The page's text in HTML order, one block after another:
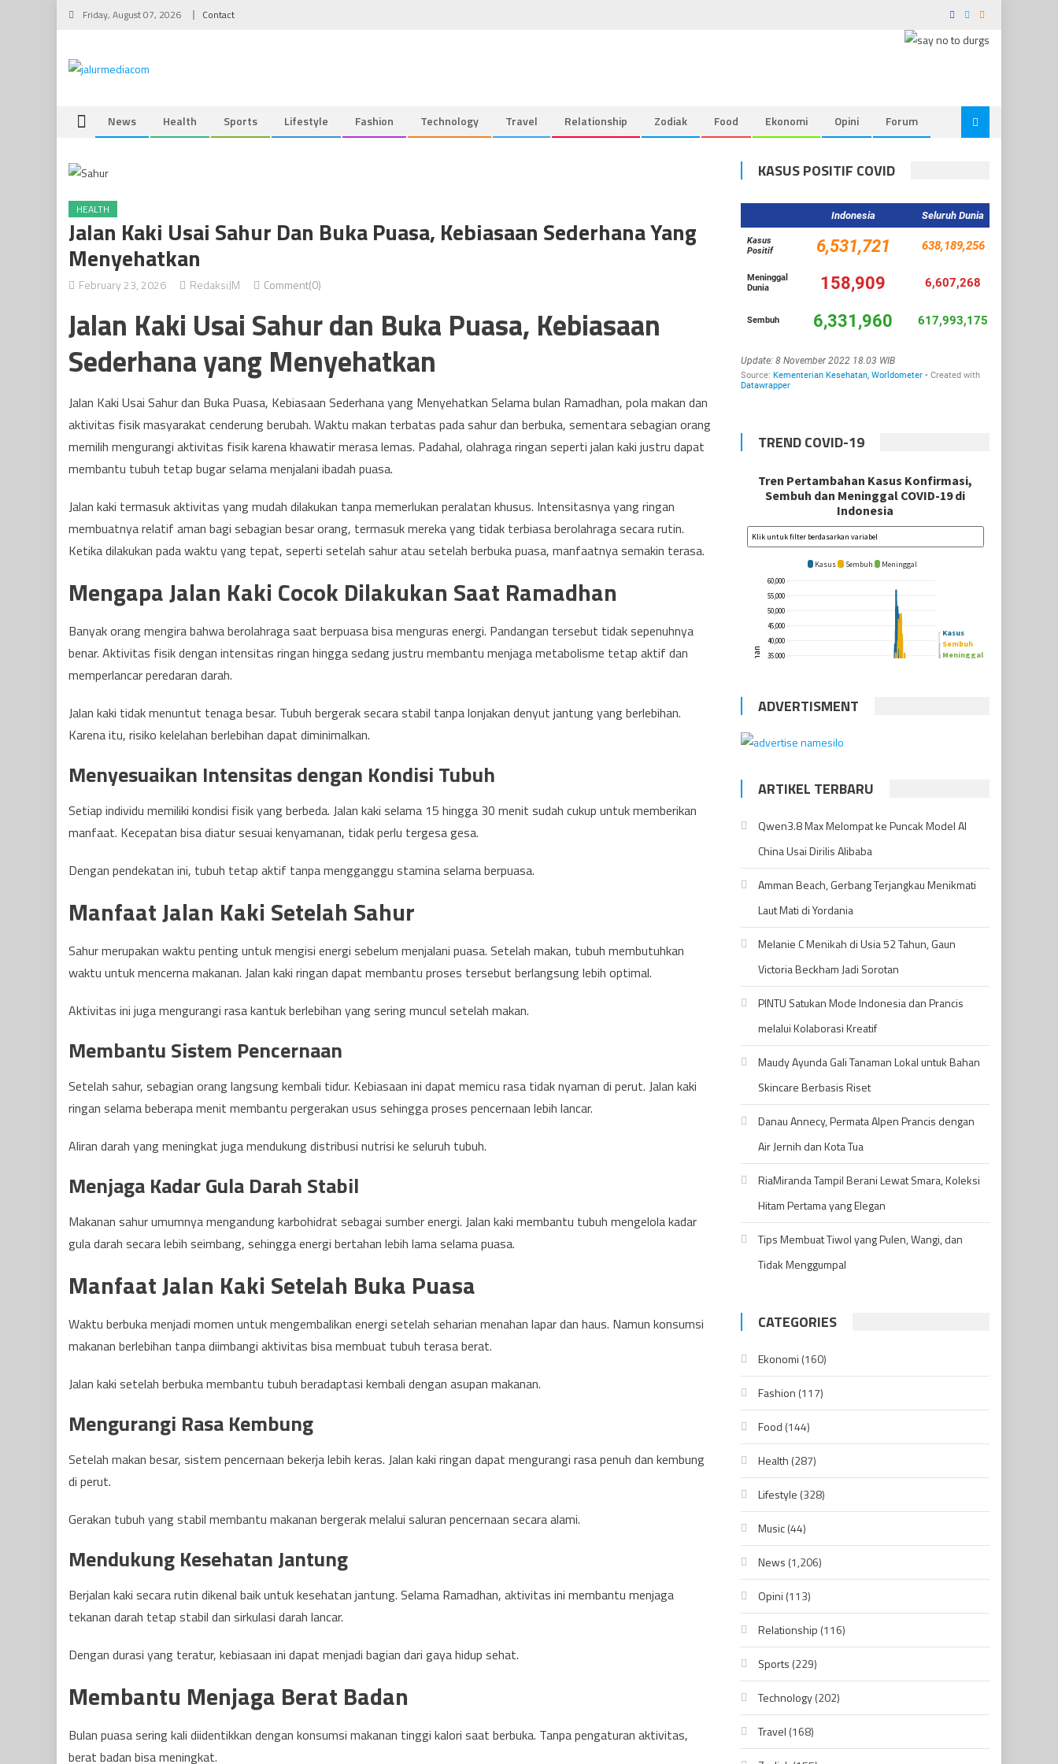
Skip
Friday, August 07, 2026 Contact
News Health Sports Lifestyle Fashion Technology Travel Relationship Zodiak Food Ekonomi Opini Forum
HEALTH
Jalan Kaki Usai Sahur Dan Buka Puasa, Kebiasaan Sederhana Yang
Menyehatkan
February 23, 2026 RedaksiJM Comment(0)
Jalan Kaki Usai Sahur dan Buka Puasa, Kebiasaan
Sederhana yang Menyehatkan
Jalan Kaki Usai Sahur dan Buka Puasa, Kebiasaan Sederhana yang Menyehatkan Selama bulan Ramadhan, pola makan dan
aktivitas fisik masyarakat cenderung berubah. Waktu makan terbatas pada sahur dan berbuka, sementara sebagian orang
memilih mengurangi aktivitas fisik karena khawatir merasa lemas. Padahal, olahraga ringan seperti jalan kaki justru dapat
membantu tubuh tetap bugar selama menjalani ibadah puasa.
Jalan kaki termasuk aktivitas yang mudah dilakukan tanpa memerlukan peralatan khusus. Intensitasnya yang ringan
membuatnya relatif aman bagi sebagian besar orang, termasuk mereka yang tidak terbiasa berolahraga secara rutin.
Ketika dilakukan pada waktu yang tepat, seperti setelah sahur atau setelah berbuka puasa, manfaatnya semakin terasa.
Mengapa Jalan Kaki Cocok Dilakukan Saat Ramadhan
Banyak orang mengira bahwa berolahraga saat berpuasa bisa menguras energi. Pandangan tersebut tidak sepenuhnya
benar. Aktivitas fisik dengan intensitas ringan hingga sedang justru membantu menjaga metabolisme tetap aktif dan
memperlancar peredaran darah.
Jalan kaki tidak menuntut tenaga besar. Tubuh bergerak secara stabil tanpa lonjakan denyut jantung yang berlebihan.
Karena itu, risiko kelelahan berlebihan dapat diminimalkan.
Menyesuaikan Intensitas dengan Kondisi Tubuh
Setiap individu memiliki kondisi fisik yang berbeda. Jalan kaki selama 15 hingga 30 menit sudah cukup untuk memberikan
manfaat. Kecepatan bisa diatur sesuai kenyamanan, tidak perlu tergesa gesa.
Dengan pendekatan ini, tubuh tetap aktif tanpa mengganggu stamina selama berpuasa.
Manfaat Jalan Kaki Setelah Sahur
Sahur merupakan waktu penting untuk mengisi energi sebelum menjalani puasa. Setelah makan, tubuh membutuhkan
waktu untuk mencerna makanan. Jalan kaki ringan dapat membantu proses tersebut berlangsung lebih optimal.
Aktivitas ini juga mengurangi rasa kantuk berlebihan yang sering muncul setelah makan.
Membantu Sistem Pencernaan
Setelah sahur, sebagian orang langsung kembali tidur. Kebiasaan ini dapat memicu rasa tidak nyaman di perut. Jalan kaki
ringan selama beberapa menit membantu pergerakan usus sehingga proses pencernaan lebih lancar.
Aliran darah yang meningkat juga mendukung distribusi nutrisi ke seluruh tubuh.
Menjaga Kadar Gula Darah Stabil
Makanan sahur umumnya mengandung karbohidrat sebagai sumber energi. Jalan kaki membantu tubuh mengelola kadar
gula darah secara lebih seimbang, sehingga energi bertahan lebih lama selama puasa.
Manfaat Jalan Kaki Setelah Buka Puasa
Waktu berbuka menjadi momen untuk mengembalikan energi setelah seharian menahan lapar dan haus. Namun konsumsi
makanan berlebihan tanpa diimbangi aktivitas bisa membuat tubuh terasa berat.
Jalan kaki setelah berbuka membantu tubuh beradaptasi kembali dengan asupan makanan.
Mengurangi Rasa Kembung
Setelah makan besar, sistem pencernaan bekerja lebih keras. Jalan kaki ringan dapat mengurangi rasa penuh dan kembung
di perut.
Gerakan tubuh yang stabil membantu makanan bergerak melalui saluran pencernaan secara alami.
Mendukung Kesehatan Jantung
Berjalan kaki secara rutin dikenal baik untuk kesehatan jantung. Selama Ramadhan, aktivitas ini membantu menjaga
tekanan darah tetap stabil dan sirkulasi darah lancar.
Dengan durasi yang teratur, kebiasaan ini dapat menjadi bagian dari gaya hidup sehat.
Membantu Menjaga Berat Badan
Bulan puasa sering kali diidentikkan dengan konsumsi makanan tinggi kalori saat berbuka. Tanpa pengaturan aktivitas,
berat badan bisa meningkat.
KASUS POSITIF COVID
TREND COVID-19
ADVERTISMENT
ARTIKEL TERBARU
Qwen3.8 Max Melompat ke Puncak Model AI
China Usai Dirilis Alibaba
Amman Beach, Gerbang Terjangkau Menikmati
Laut Mati di Yordania
Melanie C Menikah di Usia 52 Tahun, Gaun
Victoria Beckham Jadi Sorotan
PINTU Satukan Mode Indonesia dan Prancis
melalui Kolaborasi Kreatif
Maudy Ayunda Gali Tanaman Lokal untuk Bahan
Skincare Berbasis Riset
Danau Annecy, Permata Alpen Prancis dengan
Air Jernih dan Kota Tua
RiaMiranda Tampil Berani Lewat Smara, Koleksi
Hitam Pertama yang Elegan
Tips Membuat Tiwol yang Pulen, Wangi, dan
Tidak Menggumpal
CATEGORIES
Ekonomi (160)
Fashion (117)
Food (144)
Health (287)
Lifestyle (328)
Music(44)
News (1,206)
Opini (113)
Relationship (116)
Sports (229)
Technology(202)
Travel (168)